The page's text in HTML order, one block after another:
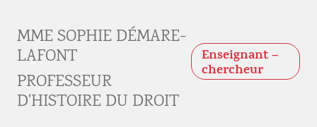
MME SOPHIE DÉMARE-
LAFONT
PROFESSEUR
D'HISTOIRE DU DROIT
Enseignant –
chercheur